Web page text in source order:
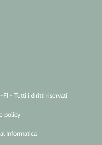
FI - Tutti i diritti riservati
policy
Informatica